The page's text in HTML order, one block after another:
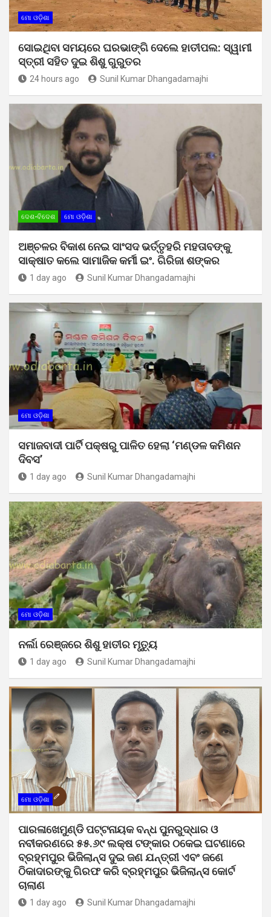
ମୋ ଓଡ଼ିଶା
ସୋଇଥିବା ସମୟରେ ଘରଭାଙ୍ଗି ଦେଲେ ହାତୀପଲ: ସ୍ୱାମୀ
ସ୍ତ୍ରୀ ସହିତ ଦୁଇ ଶିଶୁ ଗୁରୁତର
24 hours ago Sunil Kumar Dhangadamajhi
ଦେଶ-ବିଦେଶ ମୋ ଓଡ଼ିଶା
ଅଞ୍ଚଳର ବିକାଶ ନେଇ ସାଂସଦ ଭର୍ତ୍ତୃହରି ମହତାବଙ୍କୁ
ସାକ୍ଷାତ କଲେ ସାମାଜିକ କର୍ମୀ ଇଂ. ଗିରିଜା ଶଙ୍କର
1 day ago Sunil Kumar Dhangadamajhi
ମୋ ଓଡ଼ିଶା
ସମାଜବାଦୀ ପାର୍ଟି ପକ୍ଷରୁ ପାଳିତ ହେଲା ‘ମଣ୍ଡଳ କମିଶନ
ଦିବସ’
1 day ago Sunil Kumar Dhangadamajhi
ମୋ ଓଡ଼ିଶା
ନର୍ଲା ରେଞ୍ଜରେ ଶିଶୁ ହାତୀର ମୃତ୍ୟୁ
1 day ago Sunil Kumar Dhangadamajhi
ମୋ ଓଡ଼ିଶା
ପାରଳାଖେମୁଣ୍ଡି ପଟ୍ଟନାୟକ ବନ୍ଧ ପୁନରୁଦ୍ଧାର ଓ
ନବୀକରଣରେ ୫୫.୬୯ ଲକ୍ଷ ଟଙ୍କାର ଠକେଇ ଘଟଣାରେ
ବ୍ରହ୍ମପୁର ଭିଜିଲାନ୍ସ ଦୁଇ ଜଣ ଯନ୍ତ୍ରୀ ଏବଂ ଜଣେ
ଠିକାଦାରଙ୍କୁ ଗିରଫ କରି ବ୍ରହ୍ମପୁର ଭିଜିଲାନ୍ସ କୋର୍ଟ
ଚାଲାଣ
1 day ago Sunil Kumar Dhangadamajhi